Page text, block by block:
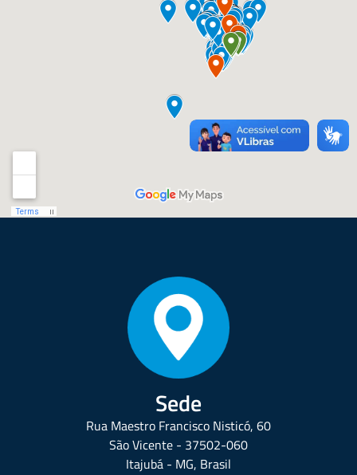
Sede
Rua Maestro Francisco Nisticó, 60
São Vicente - 37502-060
Itajubá - MG, Brasil